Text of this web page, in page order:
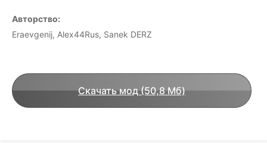
Авторство:
Eraevgenij, Alex44Rus, Sanek DERZ
Скачать мод (50,8 Мб)